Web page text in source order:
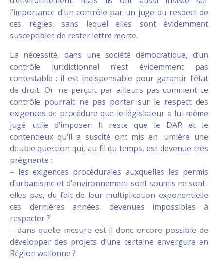
l’importance d’un contrôle par un juge du respect de
ces règles, sans lequel elles sont évidemment
susceptibles de rester lettre morte.
La nécessité, dans une société démocratique, d’un
contrôle juridictionnel n’est évidemment pas
contestable : il est indispensable pour garantir l’état
de droit. On ne perçoit par ailleurs pas comment ce
contrôle pourrait ne pas porter sur le respect des
exigences de procédure que le législateur a lui-même
jugé utile d’imposer. Il reste que le DAR et le
contentieux qu’il a suscité ont mis en lumière une
double question qui, au fil du temps, est devenue très
prégnante :
– les exigences procédurales auxquelles les permis
d’urbanisme et d’environnement sont soumis ne sont-
elles pas, du fait de leur multiplication exponentielle
ces dernières années, devenues impossibles à
respecter ?
– dans quelle mesure est-il donc encore possible de
développer des projets d’une certaine envergure en
Région wallonne ?